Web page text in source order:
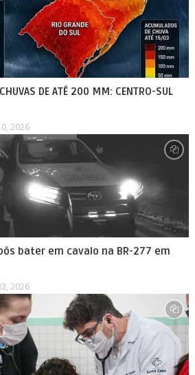
DE ATÉ 200 MM: CENTRO-SUL
2026
bater em cavalo na BR-277 em
2026